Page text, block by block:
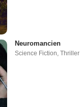
Neuromancien
Science Fiction,Thriller